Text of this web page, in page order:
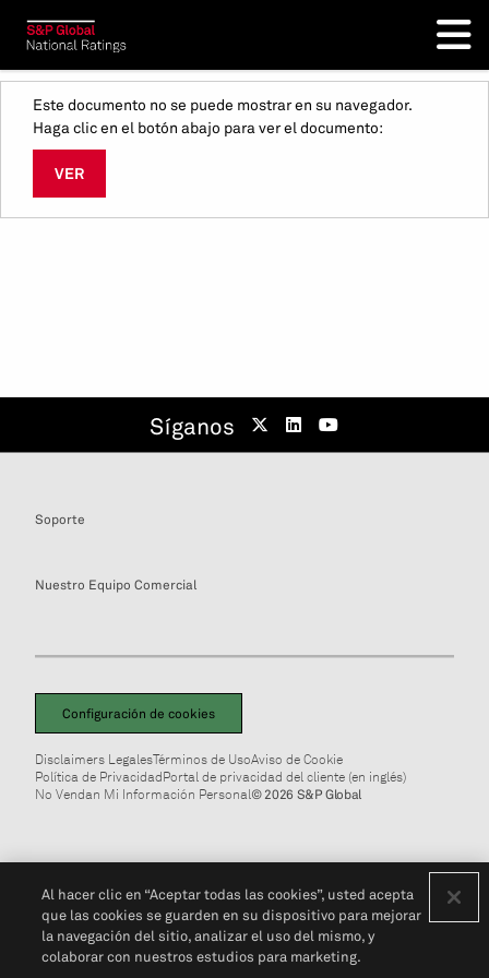
Este documento no se puede mostrar en su navegador.
Haga clic en el botón abajo para ver el documento:
VER
Síganos
Soporte
Nuestro Equipo Comercial
Configuración de cookies
Disclaimers LegalesTérminos de UsoAviso de Cookie
Política de PrivacidadPortal de privacidad del cliente (en inglés)
No Vendan Mi Información Personal© 2026 S&P Global
Al hacer clic en “Aceptar todas las cookies”, usted acepta
que las cookies se guarden en su dispositivo para mejorar
la navegación del sitio, analizar el uso del mismo, y
colaborar con nuestros estudios para marketing.